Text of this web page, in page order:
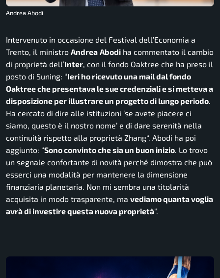
Andrea Abodi
Intervenuto in occasione del Festival dell’Economia a
Trento, il ministro Andrea Abodi ha commentato il cambio
di proprietà dell’Inter, con il fondo Oaktree che ha preso il
posto di Suning: “Ieri ho ricevuto una mail dal fondo
Oaktree che presentava le sue credenziali e si metteva a
disposizione per illustrare un progetto di lungo periodo.
Ha cercato di dire alle istituzioni ‘se avete piacere ci
siamo, questo è il nostro nome’ e di dare serenità nella
continuità rispetto alla proprietà Zhang“. Abodi ha poi
aggiunto: “Sono convinto che sia un buon inizio. Lo trovo
un segnale confortante di novità perché dimostra che può
esserci una modalità per mantenere la dimensione
finanziaria planetaria. Non mi sembra una titolarità
acquisita in modo trasparente, ma vediamo quanta voglia
avrà di investire questa nuova proprietà“.